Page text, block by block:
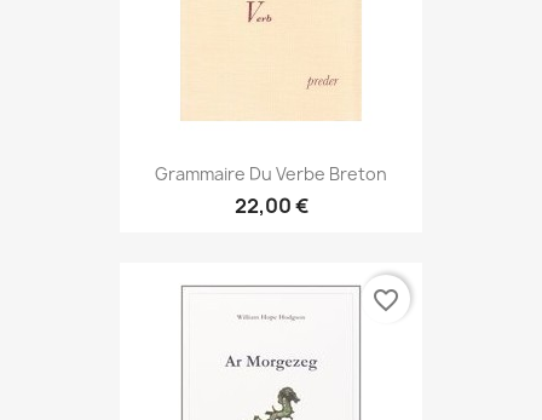
Grammaire Du Verbe Breton
22,00 €
favorite_border